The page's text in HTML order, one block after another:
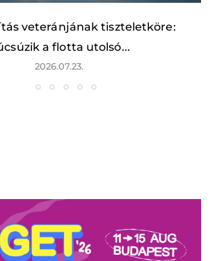
veteránjának tiszteletköre:
a flotta utolsó...
2026.07.23.